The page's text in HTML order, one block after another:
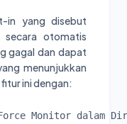
in yang disebut
otomatis
gagal dan dapat
menunjukkan
ini dengan:
Monitor dalam